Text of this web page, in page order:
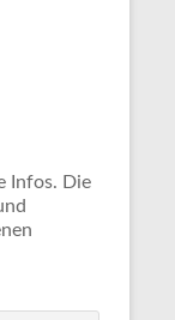
Infos. Die